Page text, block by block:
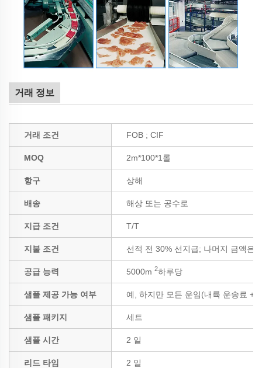
거래 정보
거래 조건 FOB ; CIF
MOQ 2m*100*1롤
항구 상해
배송 해상 또는 공수로
지급 조건 T/T
지불 조건 선적 전 30% 선지급; 나머지 금액은
공급 능력 5000m 2하루당
샘플 제공 가능 여부 예, 하지만 모든 운임(내륙 운송료 +
샘플 패키지 세트
샘플 시간 2 일
리드 타임 2 일